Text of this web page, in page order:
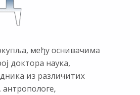
међу оснивачима
доктора наука,
из различитих